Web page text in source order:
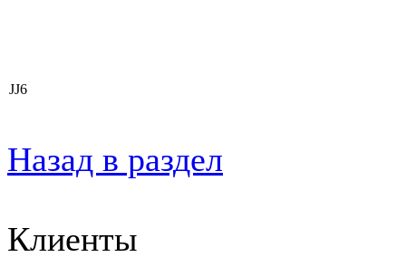
JJ6
Назад в раздел
Клиенты